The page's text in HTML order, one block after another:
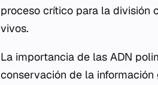
proceso crítico para la división
vivos.
La importancia de las ADN
conservación de la